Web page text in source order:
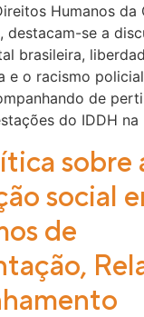
Humanos da
destacam-se a
brasileira,
e o racismo
de
do IDDH
sobre
social
de